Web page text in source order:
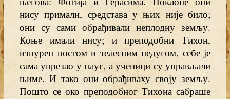
нису примали, средстава у њих није било;
они су сами обрађивали неплодну земљу.
Коње имали нису; и преподобни Тихон,
изнурен постом и телесним недугом, себе је
сама упрезао у плуг, а ученици су управљали
њиме. И тако они обрађиваху своју земљу.
Пошто се око преподобног Тихона сабраше